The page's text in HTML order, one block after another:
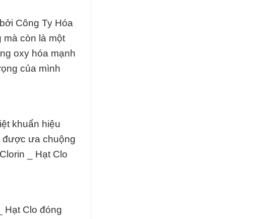
Công Ty Hóa
mà còn là một
oxy hóa mạnh
của mình
khuẩn hiệu
được ưa chuộng
_ Hạt Clo
Hạt Clo đóng